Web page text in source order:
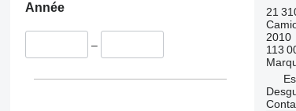
Année
–
21
2010
113